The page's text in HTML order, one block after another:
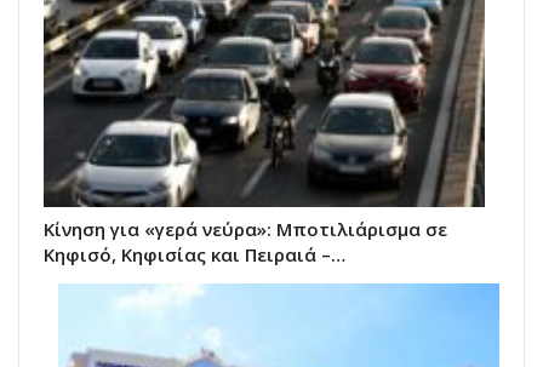
Κίνηση για «γερά νεύρα»: Μποτιλιάρισμα σε
Κηφισό, Κηφισίας και Πειραιά –…